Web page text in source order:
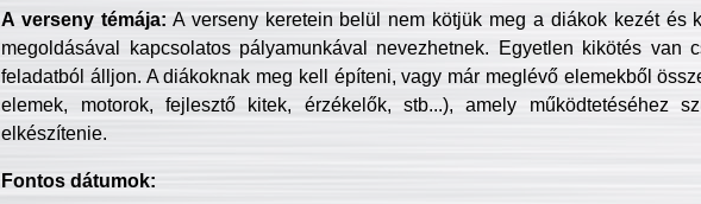
A verseny témája: A verseny keretein belül nem kötjük meg a diákok kezét és
megoldásával kapcsolatos pályamunkával nevezhetnek. Egyetlen kikötés van
feladatból álljon. A diákoknak meg kell építeni, vagy már meglévő elemekből
elemek, motorok, fejlesztő kitek, érzékelők, stb...), amely működtetéséhez
elkészítenie.
Fontos dátumok: